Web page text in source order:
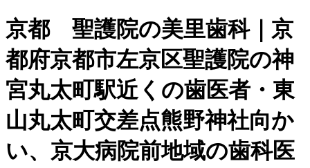
京都 聖護院の美里歯科｜京
都府京都市左京区聖護院の神
宮丸太町駅近くの歯医者・東
山丸太町交差点熊野神社向か
い、京大病院前地域の歯科医